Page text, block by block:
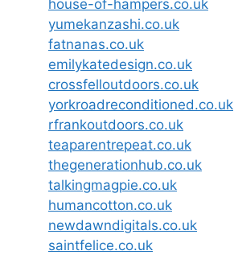
house-of-hampers.co.uk
yumekanzashi.co.uk
fatnanas.co.uk
emilykatedesign.co.uk
crossfelloutdoors.co.uk
yorkroadreconditioned.co.uk
rfrankoutdoors.co.uk
teaparentrepeat.co.uk
thegenerationhub.co.uk
talkingmagpie.co.uk
humancotton.co.uk
newdawndigitals.co.uk
saintfelice.co.uk